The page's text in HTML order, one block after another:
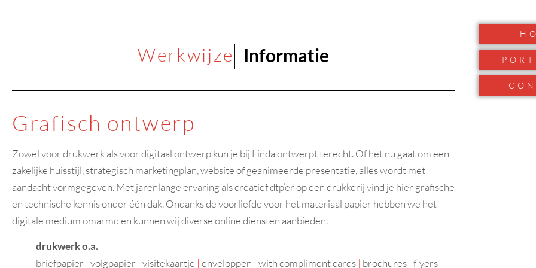
Handling
Informatie
Grafisch ontwerp
Zowel voor drukwerk als voor digitaal ontwerp kun je bij Linda ontwerpt terecht. Of het nu gaat om een
zakelijke huisstijl, strategisch marketingplan, website of geanimeerde presentatie, alles wordt met
aandacht vormgegeven. Met jarenlange ervaring als creatief dtp’er op een drukkerij vind je hier grafische
en technische kennis onder één dak. Ondanks de voorliefde voor het materiaal papier hebben we het
digitale medium omarmd en kunnen wij diverse online diensten aanbieden.
drukwerk o.a.
briefpapier | volgpapier | visitekaartje | enveloppen | with compliment cards | brochures | flyers |